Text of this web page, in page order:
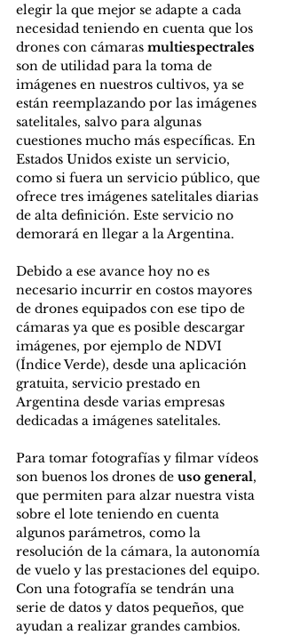
elegir la que mejor se adapte a cada
necesidad teniendo en cuenta que los
drones con cámaras multiespectrales
son de utilidad para la toma de
imágenes en nuestros cultivos, ya se
están reemplazando por las imágenes
satelitales, salvo para algunas
cuestiones mucho más específicas. En
Estados Unidos existe un servicio,
como si fuera un servicio público, que
ofrece tres imágenes satelitales diarias
de alta definición. Este servicio no
demorará en llegar a la Argentina.
Debido a ese avance hoy no es
necesario incurrir en costos mayores
de drones equipados con ese tipo de
cámaras ya que es posible descargar
imágenes, por ejemplo de NDVI
(Índice Verde), desde una aplicación
gratuita, servicio prestado en
Argentina desde varias empresas
dedicadas a imágenes satelitales.
Para tomar fotografías y filmar vídeos
son buenos los drones de uso general,
que permiten para alzar nuestra vista
sobre el lote teniendo en cuenta
algunos parámetros, como la
resolución de la cámara, la autonomía
de vuelo y las prestaciones del equipo.
Con una fotografía se tendrán una
serie de datos y datos pequeños, que
ayudan a realizar grandes cambios.